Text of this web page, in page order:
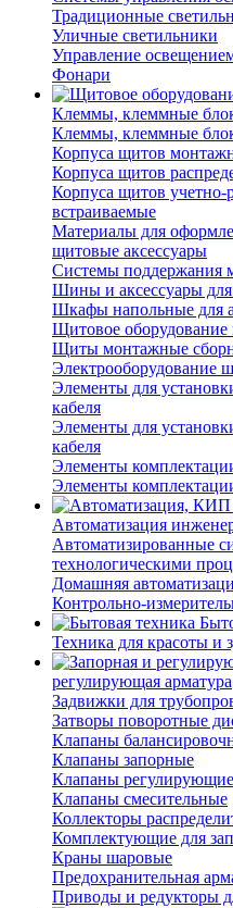
Традиционные
Уличные светильники
Управление
Фонари
Клеммы, клеммные
Клеммы, клеммные
Корпуса щитов
Корпуса щитов
Корпуса щитов учетно-
встраиваемые
Материалы для
щитовые аксессуары
Системы поддержания
Шины и аксессуары
Шкафы напольные для
Щитовое оборудование
Щиты монтажные
Электрооборудование
Элементы для
кабеля
Элементы для
кабеля
Элементы
Элементы
Автоматизация
Автоматизированные
технологическими
Домашняя
Контрольно-
Техника для красоты и
регулирующая арматура
Задвижки для
Затворы поворотные
Клапаны
Клапаны запорные
Клапаны регулирующие
Клапаны смесительные
Коллекторы
Комплектующие для
Краны шаровые
Предохранительная
Приводы и редукторы